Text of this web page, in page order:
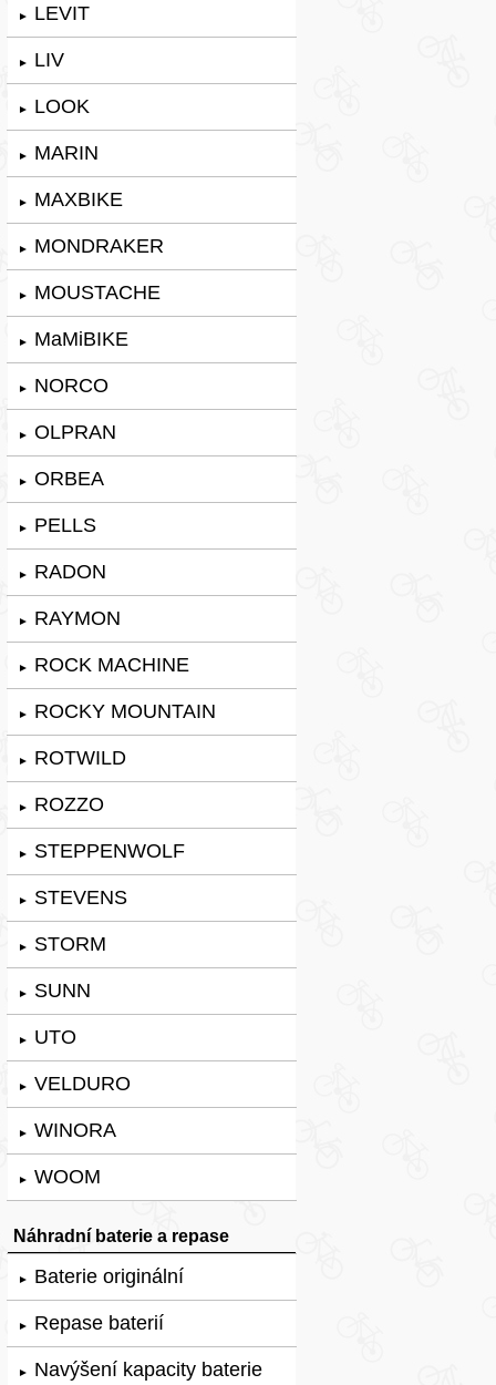
► LEVIT
► LIV
► LOOK
► MARIN
► MAXBIKE
► MONDRAKER
► MOUSTACHE
► MaMiBIKE
► NORCO
► OLPRAN
► ORBEA
► PELLS
► RADON
► RAYMON
► ROCK MACHINE
► ROCKY MOUNTAIN
► ROTWILD
► ROZZO
► STEPPENWOLF
► STEVENS
► STORM
► SUNN
► UTO
► VELDURO
► WINORA
► WOOM
Náhradní baterie a repase
► Baterie originální
► Repase baterií
► Navýšení kapacity baterie